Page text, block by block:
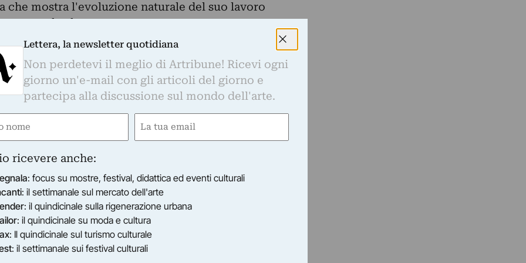
che mostra l'evoluzione naturale del suo lavoro
al tempo stesso.
Simone Forti ha portato avanti un lavoro
che si fonda sull’esperienza del corpo come
opera si è declinata attraverso una vasta
pittura al disegno, dal video al suono,
praticata attraverso la danza, e in particolare la
del corpo, costituisce la chiave fondamentale
Firenze
art bonus
Lettera, la newsletter quotidiana
Non perdetevi il meglio di Artribune! Ricevi ogni
giorno un'e-mail con gli articoli del giorno e
partecipa alla discussione sul mondo dell'arte.
Email
ricevere anche:
: focus su mostre, festival, didattica ed eventi culturali
: il settimanale sul mercato dell'arte
: il quindicinale sulla rigenerazione urbana
: il quindicinale su moda e cultura
: Il quindicinale sul turismo culturale
: il settimanale sui festival culturali